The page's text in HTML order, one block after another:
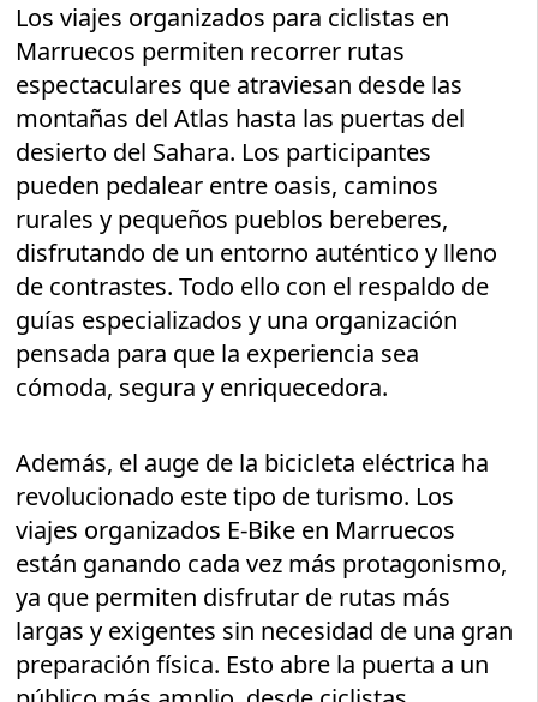
Los viajes organizados para ciclistas en
Marruecos permiten recorrer rutas
espectaculares que atraviesan desde las
montañas del Atlas hasta las puertas del
desierto del Sahara. Los participantes
pueden pedalear entre oasis, caminos
rurales y pequeños pueblos bereberes,
disfrutando de un entorno auténtico y lleno
de contrastes. Todo ello con el respaldo de
guías especializados y una organización
pensada para que la experiencia sea
cómoda, segura y enriquecedora.
Además, el auge de la bicicleta eléctrica ha
revolucionado este tipo de turismo. Los
viajes organizados E-Bike en Marruecos
están ganando cada vez más protagonismo,
ya que permiten disfrutar de rutas más
largas y exigentes sin necesidad de una gran
preparación física. Esto abre la puerta a un